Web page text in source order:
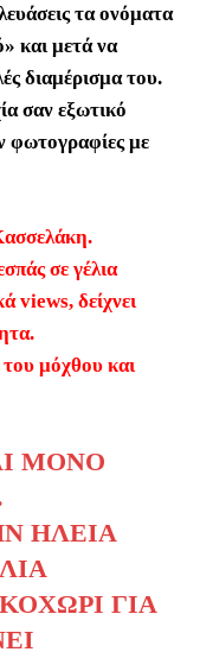
τα ονόματα
και μετά να
διαμέρισμα του.
σαν εξωτικό
φωτογραφίες με
σε γέλια
views, δείχνει
μόχθου και
ΜΌΝΟ
ΗΛΕΊΑ
ΓΙΑ